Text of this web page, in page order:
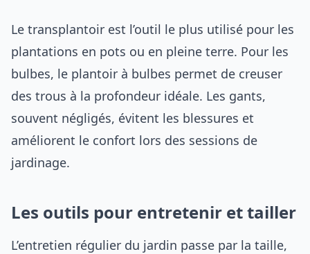
Le transplantoir est l’outil le plus utilisé pour les
plantations en pots ou en pleine terre. Pour les
bulbes, le plantoir à bulbes permet de creuser
des trous à la profondeur idéale. Les gants,
souvent négligés, évitent les blessures et
améliorent le confort lors des sessions de
jardinage.
Les outils pour entretenir et tailler
L’entretien régulier du jardin passe par la taille,